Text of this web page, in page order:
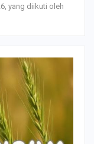
yang diikuti oleh